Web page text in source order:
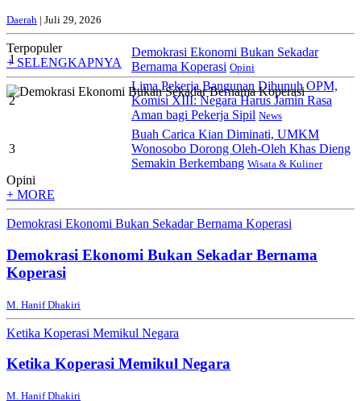
Daerah | Juli 29, 2026
Terpopuler
+ SELENGKAPNYA
1
Demokrasi Ekonomi Bukan Sekadar
Bernama Koperasi Opini
2
Lima Pekerja Bangunan Dibunuh OPM,
Komisi XIII: Negara Harus Jamin Rasa
Aman bagi Pekerja Sipil News
3
Buah Carica Kian Diminati, UMKM
Wonosobo Dorong Oleh-Oleh Khas Dieng
Semakin Berkembang Wisata & Kuliner
Opini
+ MORE
Demokrasi Ekonomi Bukan Sekadar Bernama Koperasi
Demokrasi Ekonomi Bukan Sekadar Bernama
Koperasi
M. Hanif Dhakiri
Ketika Koperasi Memikul Negara
Ketika Koperasi Memikul Negara
M. Hanif Dhakiri